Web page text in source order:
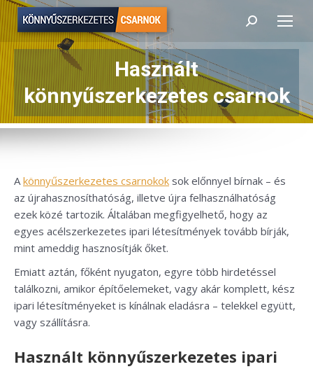
Search:
Használt
könnyűszerkezetes csarnok
Itt vagy:
Akönnyűszerkezetes csarnokok sok előnnyel bírnak – és
az újrahasznosíthatóság, illetve újra felhasználhatóság
ezek közé tartozik. Általában megfigyelhető, hogy az
egyes acélszerkezetes ipari létesítmények tovább bírják,
mint ameddig hasznosítják őket.
Emiatt aztán, főként nyugaton, egyre több hirdetéssel
találkozni, amikor építőelemeket, vagy akár komplett, kész
ipari létesítményeket is kínálnak eladásra – telekkel együtt,
vagy szállításra.
Használt könnyűszerkezetes ipari